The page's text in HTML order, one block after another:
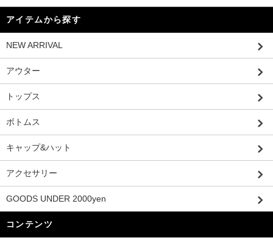
アイテムから探す
NEW ARRIVAL
アウター
トップス
ボトムス
キャップ&ハット
アクセサリー
GOODS UNDER 2000yen
コンテンツ